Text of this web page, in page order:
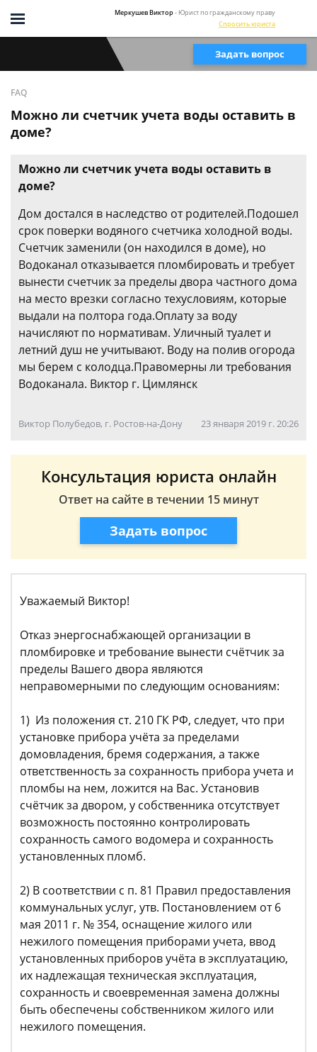
Меркушев Виктор- Юрист по гражданскому праву
Спросить юриста
Задать вопрос
FAQ
Можно ли счетчик учета воды оставить в
доме?
Можно ли счетчик учета воды оставить в
доме?
Дом достался в наследство от родителей.Подошел
срок поверки водяного счетчика холодной воды.
Счетчик заменили (он находился в доме), но
Водоканал отказывается пломбировать и требует
вынести счетчик за пределы двора частного дома
на место врезки согласно техусловиям, которые
выдали на полтора года.Оплату за воду
начисляют по нормативам. Уличный туалет и
летний душ не учитывают. Воду на полив огорода
мы берем с колодца.Правомерны ли требования
Водоканала. Виктор г. Цимлянск
Виктор Полубедов, г. Ростов-на-Дону 23 января 2019 г. 20:26
Консультация юриста онлайн
Ответ на сайте в течении 15 минут
Задать вопрос
Уважаемый Виктор!
Отказ энергоснабжающей организации в
пломбировке и требование вынести счётчик за
пределы Вашего двора являются
неправомерными по следующим основаниям:
1) Из положения ст. 210 ГК РФ, следует, что при
установке прибора учёта за пределами
домовладения, бремя содержания, а также
ответственность за сохранность прибора учета и
пломбы на нем, ложится на Вас. Установив
счётчик за двором, у собственника отсутствует
возможность постоянно контролировать
сохранность самого водомера и сохранность
установленных пломб.
2) В соответствии с п. 81 Правил предоставления
коммунальных услуг, утв. Постановлением от 6
мая 2011 г. № 354, оснащение жилого или
нежилого помещения приборами учета, ввод
установленных приборов учёта в эксплуатацию,
их надлежащая техническая эксплуатация,
сохранность и своевременная замена должны
быть обеспечены собственником жилого или
нежилого помещения.